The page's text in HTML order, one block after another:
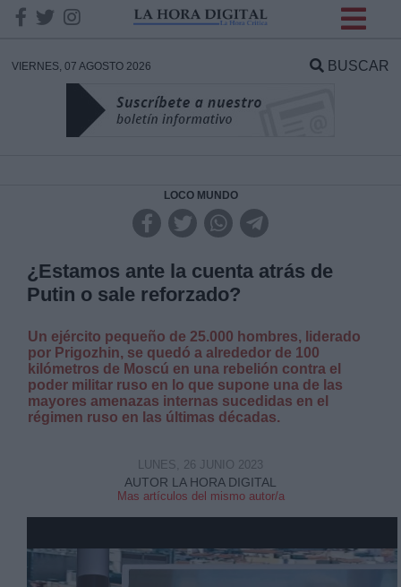
VIERNES, 07 AGOSTO 2026 BUSCAR
LOCO MUNDO
¿Estamos ante la cuenta atrás de
Putin o sale reforzado?
Un ejército pequeño de 25.000 hombres, liderado
por Prigozhin, se quedó a alrededor de 100
kilómetros de Moscú en una rebelión contra el
poder militar ruso en lo que supone una de las
mayores amenazas internas sucedidas en el
régimen ruso en las últimas décadas.
AUTOR LA HORA DIGITAL
Mas artículos del mismo autor/a
LUNES, 26 JUNIO 2023
DATOS
Responsable:
Destinatarios:
Derechos:
link